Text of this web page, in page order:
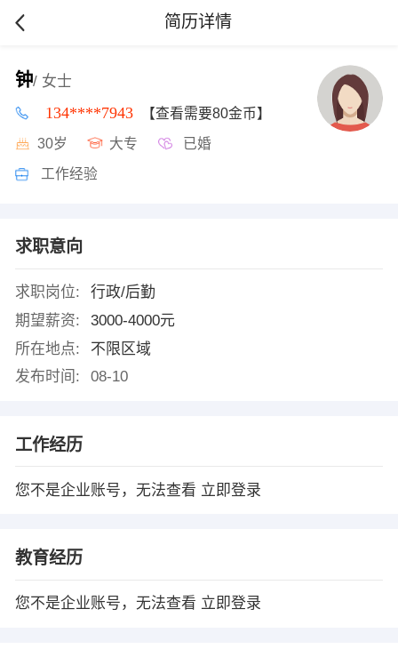
简历详情
钟/ 女士
134****7943 【查看需要80金币】
30岁 大专 已婚
工作经验
求职意向
求职岗位:
行政/后勤
期望薪资:
3000-4000元
所在地点:
不限区域
发布时间:
08-10
工作经历
您不是企业账号，无法查看 立即登录
教育经历
您不是企业账号，无法查看 立即登录